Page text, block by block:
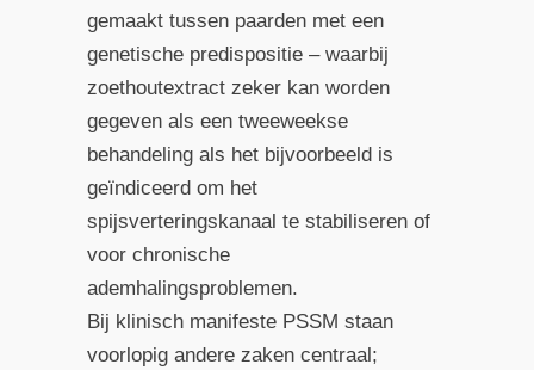
gemaakt tussen paarden met een
genetische predispositie – waarbij
zoethoutextract zeker kan worden
gegeven als een tweeweekse
behandeling als het bijvoorbeeld is
geïndiceerd om het
spijsverteringskanaal te stabiliseren of
voor chronische
ademhalingsproblemen.
Bij klinisch manifeste PSSM staan
voorlopig andere zaken centraal;